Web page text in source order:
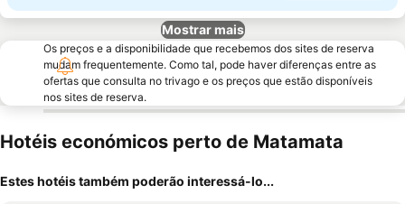
Mostrar mais
Os preços e a disponibilidade que recebemos dos sites de reserva
mudam frequentemente. Como tal, pode haver diferenças entre as
ofertas que consulta no trivago e os preços que estão disponíveis
nos sites de reserva.
Hotéis económicos perto de Matamata
Estes hotéis também poderão interessá-lo...